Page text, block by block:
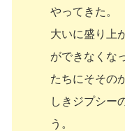
やってきた。
大いに盛り上
ができなくな
たちにそその
しきジプシー
う。